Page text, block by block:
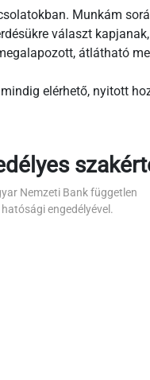
Munkám
választ
átlátható
elérhető, nyitott
Nemzeti Bank független
engedélyével.